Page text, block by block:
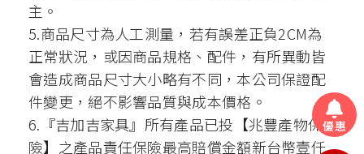
主。
5.商品尺寸為人工測量，若有誤差正負2CM為
正常狀況，或因商品規格、配件，有所異動皆
會造成商品尺寸大小略有不同，本公司保證配
件變更，絕不影響品質與成本價格。
6.『吉加吉家具』所有產品已投【兆豐產物保
險】之產品責任保險最高賠償金額新台幣壹仟
優惠